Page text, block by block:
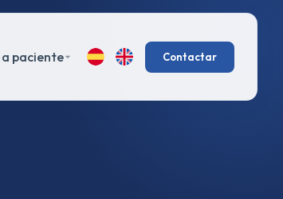
paciente Contactar